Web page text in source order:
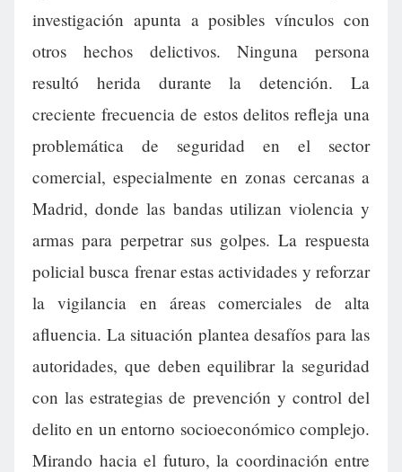
investigación apunta a posibles vínculos con
otros hechos delictivos. Ninguna persona
resultó herida durante la detención. La
creciente frecuencia de estos delitos refleja una
problemática de seguridad en el sector
comercial, especialmente en zonas cercanas a
Madrid, donde las bandas utilizan violencia y
armas para perpetrar sus golpes. La respuesta
policial busca frenar estas actividades y reforzar
la vigilancia en áreas comerciales de alta
afluencia. La situación plantea desafíos para las
autoridades, que deben equilibrar la seguridad
con las estrategias de prevención y control del
delito en un entorno socioeconómico complejo.
Mirando hacia el futuro, la coordinación entre